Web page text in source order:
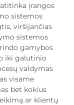
įrangos
sistemos
viršijančias
sistemos
gamybos
iki galutinio
valdymas
visame
bet kokius
ar klientų